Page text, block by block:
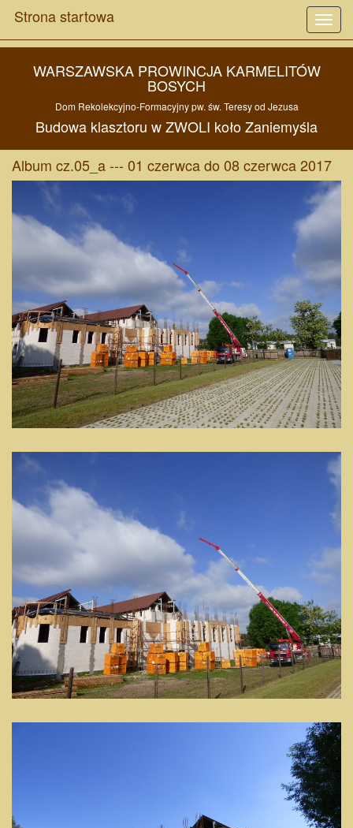
Strona startowa
WARSZAWSKA PROWINCJA KARMELITÓW
BOSYCH
Dom Rekolekcyjno-Formacyjny pw. św. Teresy od Jezusa
Budowa klasztoru wZWOLI kołoZaniemyśla
Album cz.05_a --- 01 czerwca do 08 czerwca 2017